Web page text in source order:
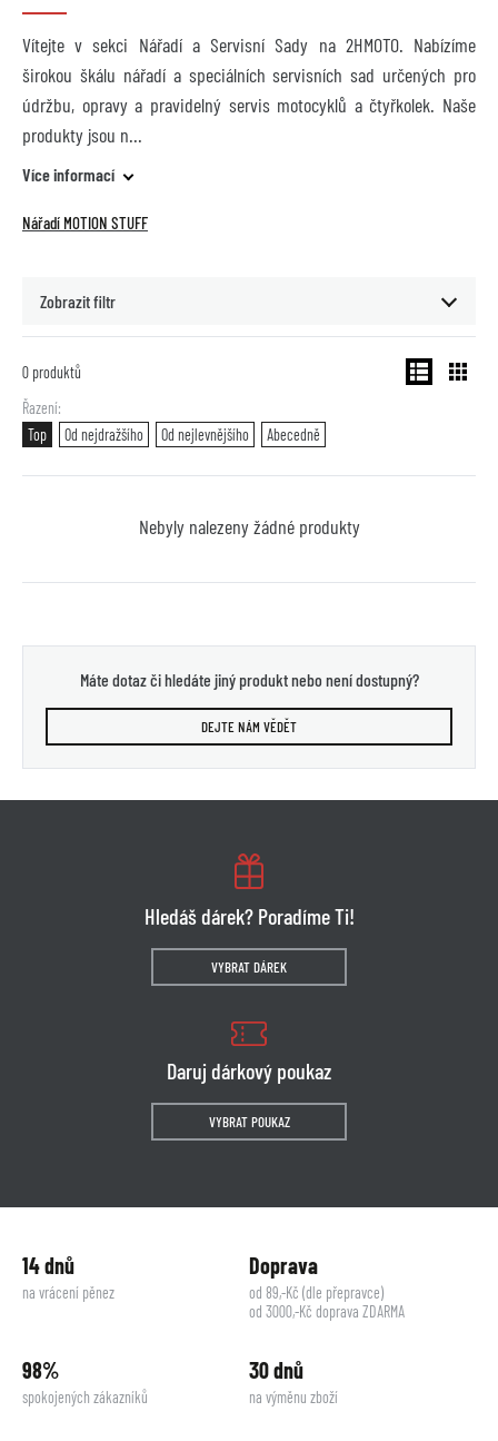
Vítejte v sekci Nářadí a Servisní Sady na 2HMOTO. Nabízíme
širokou škálu nářadí a speciálních servisních sad určených pro
údržbu, opravy a pravidelný servis motocyklů a čtyřkolek. Naše
produkty jsou n
Více informací
Nářadí MOTION STUFF
Zobrazit filtr
0 produktů
Řazení
Top
Od nejdražšího Od nejlevnějšího Abecedně
Nebyly nalezeny žádné produkty
Máte dotaz či hledáte jiný produkt nebo není dostupný?
DEJTE NÁM VĚDĚT
Hledáš dárek? Poradíme Ti!
VYBRAT DÁREK
Daruj dárkový poukaz
VYBRAT POUKAZ
14 dnů
na vrácení pěnez
Doprava
od 89,-Kč (dle přepravce)
od 3000,-Kč doprava ZDARMA
98%
spokojených zákazníků
30 dnů
na výměnu zboží